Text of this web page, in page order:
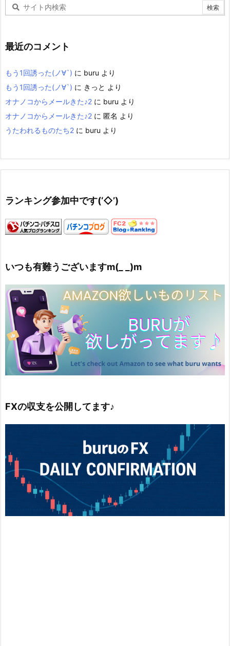
最近のコメント
もう1回誘った(ノ∀`) に buru より
もう1回誘った(ノ∀`) に きっと より
オナノコからメールきた♪2 に buru より
オナノコからメールきた♪2 に 匿名 より
うたわれるものたち2 に buru より
ランキング参加中です(‘◇’)ゞ
いつも有難うございますm(_ _)m
FXの収支を公開してます♪